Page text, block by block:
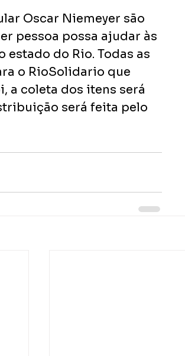
Oscar Niemeyer são
pessoa possa ajudar às
do Rio. Todas as
o RioSolidario que
a coleta dos itens será
será feita pelo